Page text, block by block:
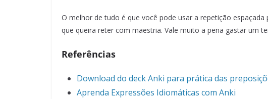
O melhor de tudo é que você pode usar a repetição
que queira reter com maestria. Vale muito a pena gastar um
Referências
Download do deck Anki para prática das
Aprenda Expressões Idiomáticas com Anki